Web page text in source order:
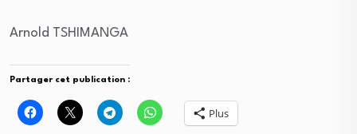
Arnold TSHIMANGA
Partager cet publication :
Plus